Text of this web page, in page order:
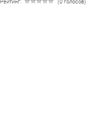
Рейтинг: (0 голосов)